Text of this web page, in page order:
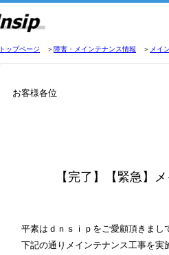
トップページ ＞障害・メインテナンス情報 ＞ メイ
お客様各位
【完了】【緊急】
平素はｄｎｓｉｐをご愛顧頂きまし
下記の通りメインテナンス工事を実